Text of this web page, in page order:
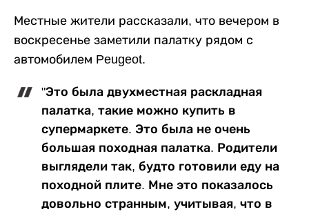
Местные жители рассказали, что вечером в
воскресенье заметили палатку рядом с
автомобилем Peugeot.
"Это была двухместная раскладная
палатка, такие можно купить в
супермаркете. Это была не очень
большая походная палатка. Родители
выглядели так, будто готовили еду на
походной плите. Мне это показалось
довольно странным, учитывая, что в